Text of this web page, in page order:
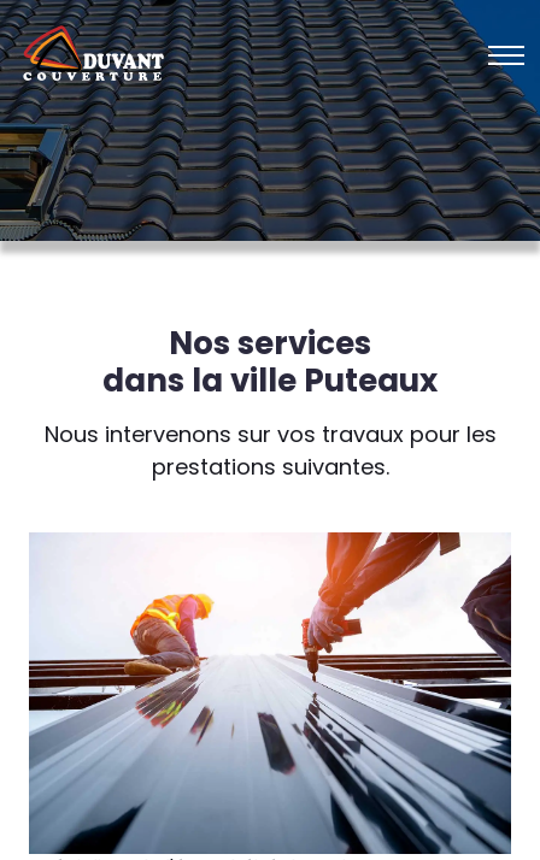
Nos services
dans la ville Puteaux
Nous intervenons sur vos travaux pour les
prestations suivantes.